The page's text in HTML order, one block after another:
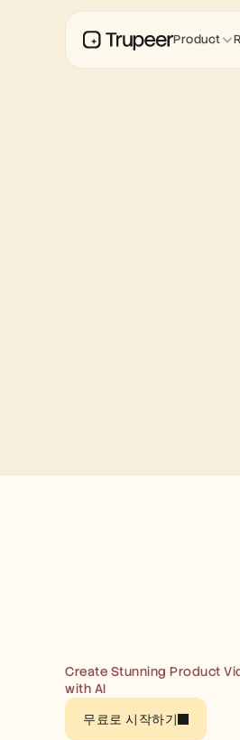
Create Stunning Product
with AI
무료로 시작하기
Product